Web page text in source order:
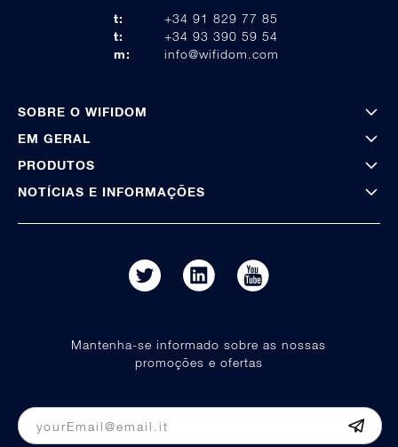
t:
+34 91 829 77 85
t:
+34 93 390 59 54
m:
info@wifidom.com
SOBRE O WIFIDOM
EM GERAL
PRODUTOS
NOTÍCIAS E INFORMAÇÕES
Mantenha-se informado sobre as nossas
promoções e ofertas